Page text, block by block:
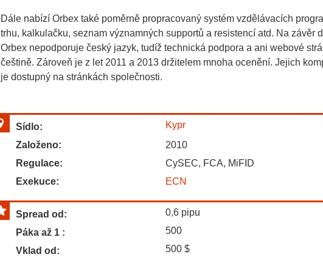
Dále nabízí Orbex také poměrně propracovaný systém vzdělávacích
trhu, kalkulačku, seznam významných supportů a resistencí atd. Na závěr
Orbex nepodporuje český jazyk, tudíž technická podpora a ani webové
češtině. Zároveň je z let 2011 a 2013 držitelem mnoha ocenění. Jejich
je dostupný na stránkách společnosti.
Sídlo:
Kypr
Založeno:
2010
Regulace:
CySEC, FCA, MiFID
Exekuce:
ECN
Spread od: 0,6 pipu
Páka až 1 :
500
Vklad od:
500 $